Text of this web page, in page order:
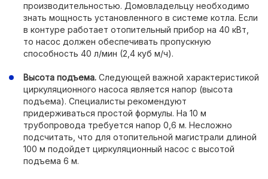
производительностью. Домовладельцу необходимо
знать мощность установленного в системе котла. Если
в контуре работает отопительный прибор на 40 кВт,
то насос должен обеспечивать пропускную
способность 40 л/мин (2,4 куб м/ч).
Высота подъема. Следующей важной характеристикой
циркуляционного насоса является напор (высота
подъема). Специалисты рекомендуют
придерживаться простой формулы. На 10 м
трубопровода требуется напор 0,6 м. Несложно
подсчитать, что для отопительной магистрали длиной
100 м подойдет циркуляционный насос с высотой
подъема 6 м.